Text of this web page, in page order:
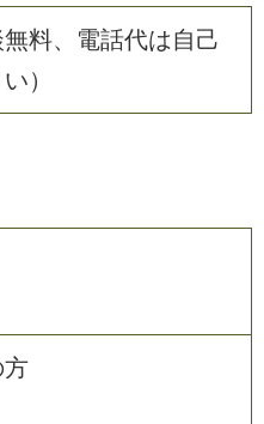
料、電話代は自己
）
方